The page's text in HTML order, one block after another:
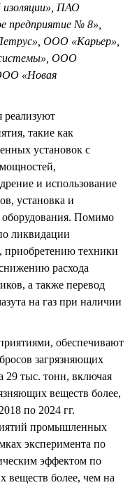
ПАО
предприятие № 8»,
ООО «Карьер»,
ООО
«Новая
реализуют
такие как
установок с
и использование
установка и
оборудования. Помимо
ликвидации
приобретению техники
расхода
а также перевод
на газ при наличии
обеспечивают
загрязняющих
29 тыс. тонн, включая
веществ более,
по 2024 гг.
промышленных
эксперимента по
эффектом по
веществ более, чем на